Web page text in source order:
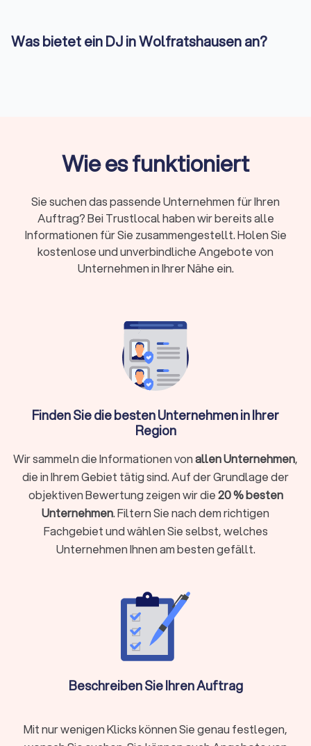
Was bietet ein DJ in Wolfratshausen an?
→Licht- und Tontechnik
Moderation
individuelle Playlists
Beratung zur Musikplanung
Auf- und Abbau der Ausrüstung
professionelle DJsarbeiten zusätzlich mit Live-
Musikern zusammen oder bieten Entertainment-Extras wie
Fotoboxen
an. Auf Trustlocal finden Sie einen für Sie
passenden professionellen DJ-Service, der Ihre
Veranstaltung mit dem perfekten Soundtrack untermalt und
für die richtige Stimmung sorgt.
Was kostet ein DJ in Wolfratshausen?
DJs arbeiten häufig mit Paketpreisen. Das bedeutet, Sie
bezahlen pauschal für einen Auftritt von einer bestimmten
Stundenanzahl, zum Beispiel zwei oder acht Stunden.
DJ-Paketpreise
400 € bis 3.000 €. Im Preis enthalten sind meistens
der Auftritt selbst, grundlegende Ausstattung (z. B.
Tonanlage, Lichttechnik), sowie Auf- und Abbau. Gegen
einen Aufpreis erhalten Sie oft Extras wie ein
Vorgespräch, Nebelmaschinen oder Verlängerung des
sowie der Leistungsumfang ergeben diese große
Wie es funktioniert
Sie suchen das passende Unternehmen für Ihren
Auftrag? Bei Trustlocal haben wir bereits alle
Informationen für Sie zusammengestellt. Holen Sie
kostenlose und unverbindliche Angebote von
Unternehmen in Ihrer Nähe ein.
Finden Sie die besten Unternehmen in Ihrer
Region
Wir sammeln die Informationen vonallen Unternehmen,
die in Ihrem Gebiet tätig sind. Auf der Grundlage der
objektiven Bewertung zeigen wir die20 % besten
Unternehmen. Filtern Sie nach dem richtigen
Fachgebiet und wählen Sie selbst, welches
Unternehmen Ihnen am besten gefällt.
Beschreiben Sie Ihren Auftrag
Mit nur wenigen Klicks können Sie genau festlegen,